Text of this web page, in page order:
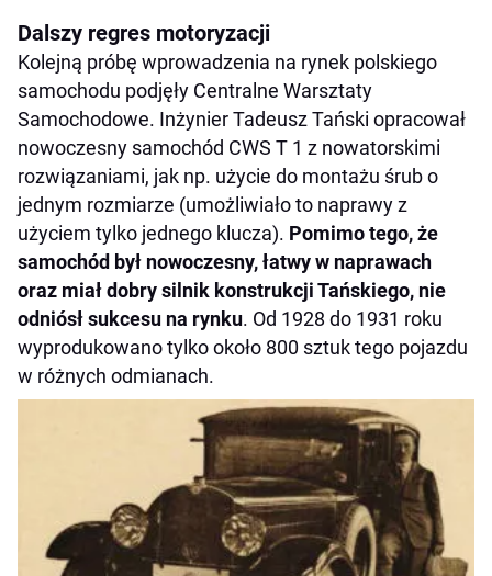
Dalszy regres motoryzacji
Kolejną próbę wprowadzenia na rynek polskiego
samochodu podjęły Centralne Warsztaty
Samochodowe. Inżynier Tadeusz Tański opracował
nowoczesny samochód CWS T 1 z nowatorskimi
rozwiązaniami, jak np. użycie do montażu śrub o
jednym rozmiarze (umożliwiało to naprawy z
użyciem tylko jednego klucza). Pomimo tego, że
samochód był nowoczesny, łatwy w naprawach
oraz miał dobry silnik konstrukcji Tańskiego, nie
odniósł sukcesu na rynku. Od 1928 do 1931 roku
wyprodukowano tylko około 800 sztuk tego pojazdu
w różnych odmianach.